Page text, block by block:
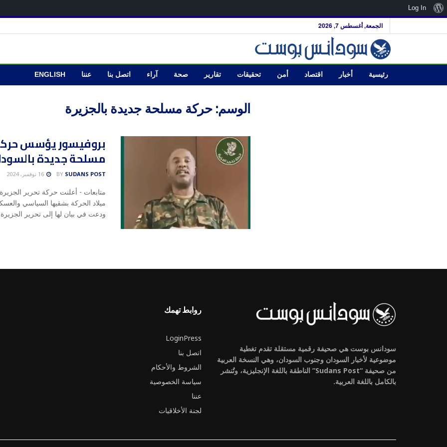
الجمعة, أغسطس 7, 2026
رئيسية أخبار اقتصاد أمن تحقيقات تقارير صحة آراء اتصل بنا عننا ENGLISH
الوسم:حركة مسلحة جديدة بالجزيرة
بروفيسور يؤسس
مسلحة جديدة
BY SUDANS POST 16 نوفمبر، 2024
متابعات - أعلنت حركة تحرير
ميلاد الحركة بشقيها السياسي
ودعت في بيان لها إلى تحرير
سودانس بوست هي صحيفة رقمية مستقلة تقدم تغطية
موضوعية لأخبار السودان وجنوب السودان، وهي النسخة العربية
من صحيفة “Sudans Post” الناطقة باللغة الإنجليزية، وتُنشر
بالكامل باللغة العربية.
روابط تهمك
LoginPress
اتصل بنا
الشروط والأحكام
سياسة الخصوصية
عننا
لجنة الأخلاقيات
نبذةLog In